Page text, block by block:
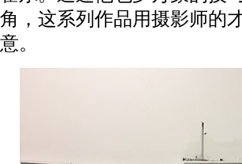
角，这系列作品用摄影师的
意。